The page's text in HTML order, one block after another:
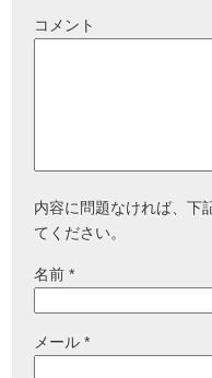
コメント
内容に問題なければ、下
てください。
名前*
メール*